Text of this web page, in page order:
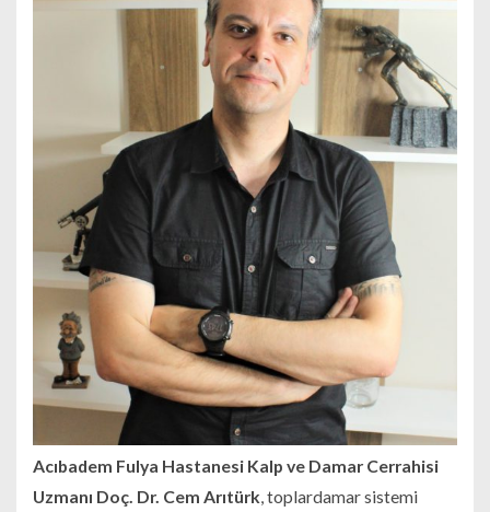
Acıbadem Fulya Hastanesi Kalp ve Damar Cerrahisi
Uzmanı Doç. Dr. Cem Arıtürk, toplardamar sistemi